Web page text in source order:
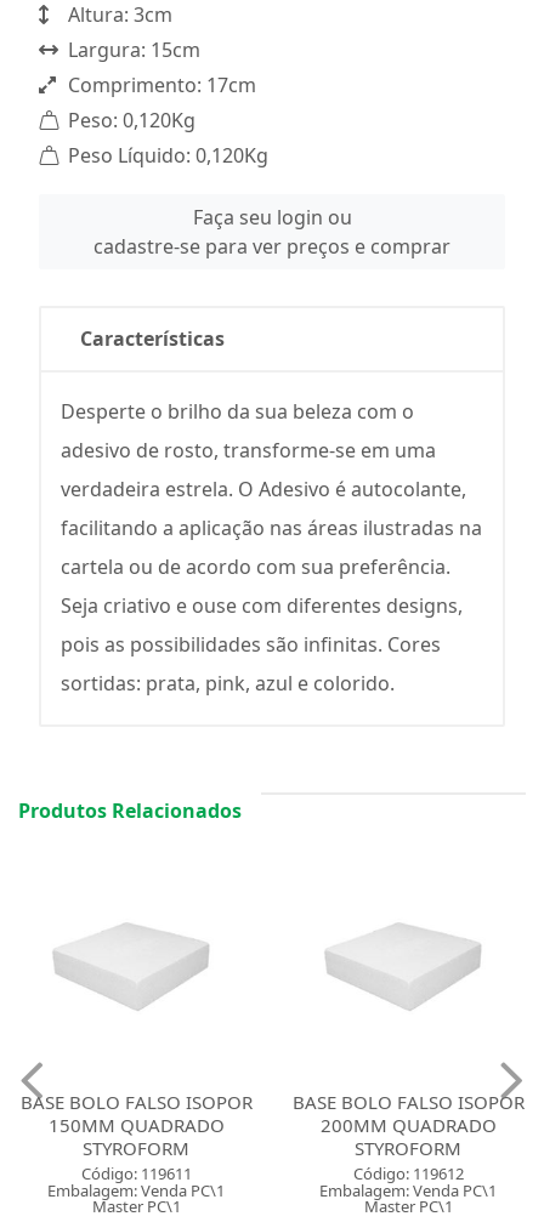
Altura: 3cm
Largura: 15cm
Comprimento: 17cm
Peso: 0,120Kg
Peso Líquido: 0,120Kg
Faça seu login ou
cadastre-se para ver preços e comprar
Características
Desperte o brilho da sua beleza com o
adesivo de rosto, transforme-se em uma
verdadeira estrela. O Adesivo é autocolante,
facilitando a aplicação nas áreas ilustradas na
cartela ou de acordo com sua preferência.
Seja criativo e ouse com diferentes designs,
pois as possibilidades são infinitas. Cores
sortidas: prata, pink, azul e colorido.
Produtos Relacionados
BASE BOLO FALSO ISOPOR
150MM QUADRADO
STYROFORM
Código: 119611
Embalagem: Venda PC\1
Master PC\1
BASE BOLO FALSO ISOPOR
200MM QUADRADO
STYROFORM
Código: 119612
Embalagem: Venda PC\1
Master PC\1